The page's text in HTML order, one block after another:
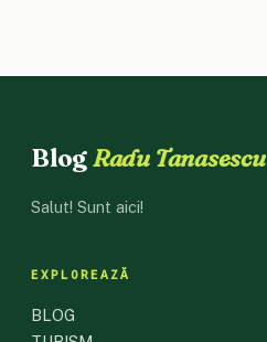
BlogRadu Tanasescu
Salut! Sunt aici!
EXPLOREAZĂ
BLOG